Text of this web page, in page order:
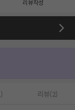
리뷰작성
리뷰(2)